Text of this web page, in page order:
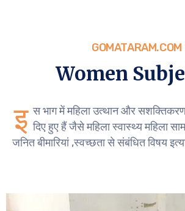
GOMATARAM.COM
Women
इ स भाग में महिला उत्थान और सशक्तिकरण
दिए हुए हैं जैसे महिला स्वास्थ्य महिला
जनित बीमारियां ,स्वच्छता से संबंधित विषय